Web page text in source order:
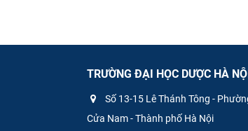
TRƯỜNG ĐẠI HỌC DƯỢC HÀ
Số 13-15 Lê Thánh Tông -
Cửa Nam - Thành phố Hà Nội